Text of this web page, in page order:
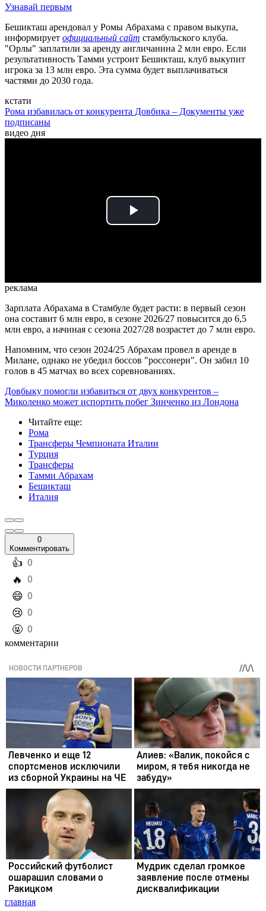
Узнавай первым
Бешикташ арендовал у Ромы Абрахама с правом выкупа,
информирует официальный сайт стамбульского клуба.
"Орлы" заплатили за аренду англичанина 2 млн евро. Если
результативность Тамми устроит Бешикташ, клуб выкупит
игрока за 13 млн евро. Эта сумма будет выплачиваться
частями до 2030 года.
кстати
Рома избавилась от конкурента Довбика – Документы уже
подписаны
видео дня
Play
реклама
Зарплата Абрахама в Стамбуле будет расти: в первый сезон
она составит 6 млн евро, в сезоне 2026/27 повысится до 6,5
млн евро, а начиная с сезона 2027/28 возрастет до 7 млн евро.
Напомним, что сезон 2024/25 Абрахам провел в аренде в
Милане, однако не убедил боссов "россонери". Он забил 10
голов в 45 матчах во всех соревнованиях.
Довбыку помогли избавиться от двух конкурентов –
Миколенко может испортить побег Зинченко из Лондона
Читайте еще:
Рома
Трансферы Чемпионата Италии
Турция
Трансферы
Тамми Абрахам
Бешикташ
Италия
0
Комментировать
️👍 0
️🔥 0
️😄 0
️😢 0
️🤬 0
комментарии
главная